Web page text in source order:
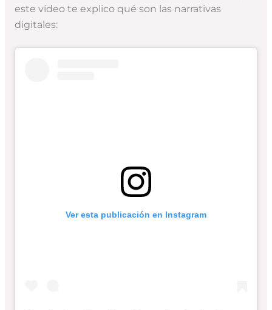
este vídeo te explico qué son las narrativas
digitales:
Ver esta publicación en Instagram